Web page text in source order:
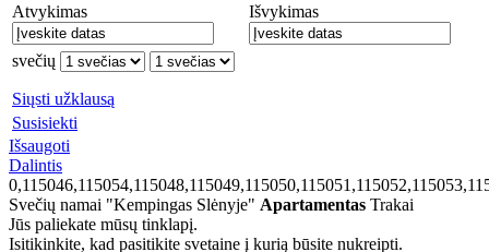
Atvykimas
Išvykimas
svečių
Siųsti užklausą
Susisiekti
Išsaugoti
Dalintis
Svečių namai "Kempingas Slėnyje" Apartamentas Trakai
Jūs paliekate mūsų tinklapį.
Isitikinkite, kad pasitikite svetaine į kurią būsite nukreipti.